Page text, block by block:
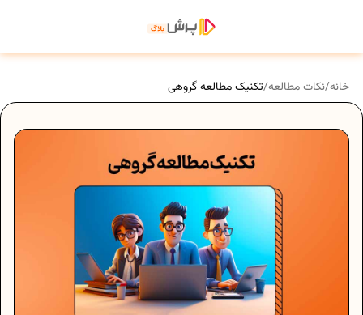
خانه/نکات مطالعه/تکنیک مطالعه گروهی